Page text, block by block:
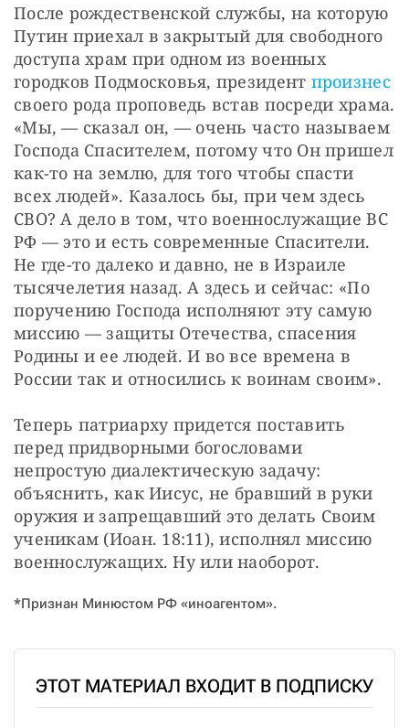
После рождественской службы, на которую
Путин приехал в закрытый для свободного
доступа храм при одном из военных
городков Подмосковья, президент произнес
своего рода проповедь встав посреди храма.
«Мы, — сказал он, — очень часто называем
Господа Спасителем, потому что Он пришел
как-то на землю, для того чтобы спасти
всех людей». Казалось бы, при чем здесь
СВО? А дело в том, что военнослужащие ВС
РФ — это и есть современные Спасители.
Не где-то далеко и давно, не в Израиле
тысячелетия назад. А здесь и сейчас: «По
поручению Господа исполняют эту самую
миссию — защиты Отечества, спасения
Родины и ее людей. И во все времена в
России так и относились к воинам своим».
Теперь патриарху придется поставить
перед придворными богословами
непростую диалектическую задачу:
объяснить, как Иисус, не бравший в руки
оружия и запрещавший это делать Своим
ученикам (Иоан. 18:11), исполнял миссию
военнослужащих. Ну или наоборот.
*Признан Минюстом РФ «иноагентом».
ЭТОТ МАТЕРИАЛ ВХОДИТ В ПОДПИСКУ